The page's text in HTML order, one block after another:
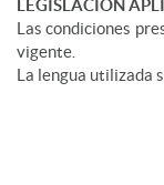
LEGISLACIÓN
Las condiciones
vigente.
La lengua utilizada